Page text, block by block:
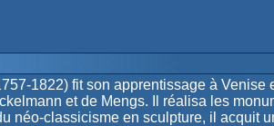
1822) fit son apprentissage à
et de Mengs. Il réalisa les
néo-classicisme en sculpture, il acquit